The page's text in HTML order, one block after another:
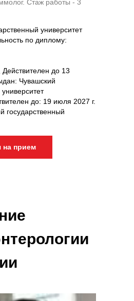
Стаж работы - 3
на прием
университет
по диплому:
до 13
Чувашский
до: 19 июля 2027 г.
государственный